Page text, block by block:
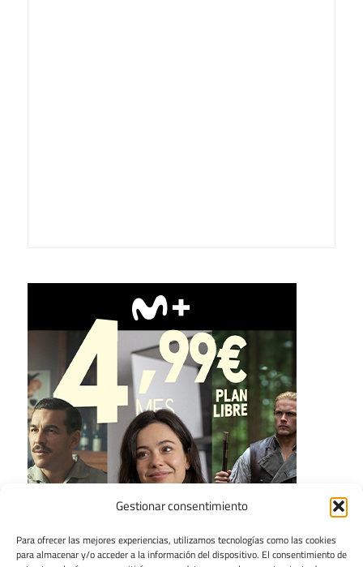
Gestionar consentimiento
Para ofrecer las mejores experiencias, utilizamos tecnologías como las cookies
para almacenar y/o acceder a la información del dispositivo. El consentimiento de